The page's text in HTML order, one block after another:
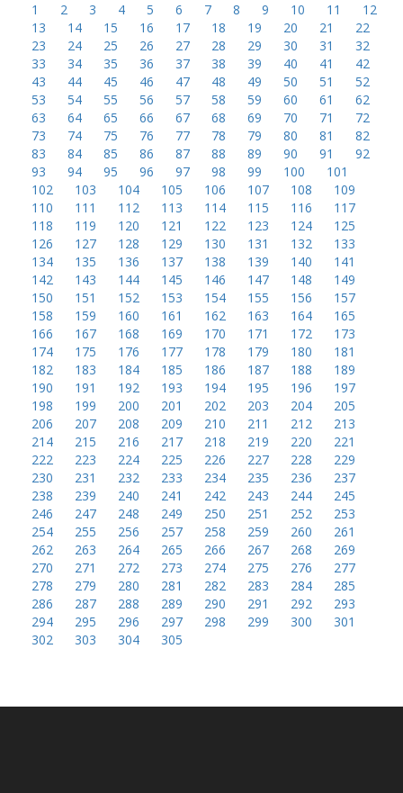
1 2 3 4 5 6 7 8 9 10 11
12
13
14 15 16 17 18 19 20 21
22
23
24 25 26 27 28 29 30 31
32
33
34 35 36 37 38 39 40 41
42
43
44 45 46 47 48 49 50 51
52
53
54 55 56 57 58 59 60 61
62
63
64 65 66 67 68 69 70 71
72
73
74 75 76 77 78 79 80 81
82
83
84 85 86 87 88 89 90 91
92
93
94 95 96 97 98 99 100
101
102
103 104 105 106 107 108
109
110
111 112 113 114 115 116
117
118
119 120 121 122 123 124
125
126
127 128 129 130 131 132
133
134
135 136 137 138 139 140
141
142
143 144 145 146 147 148
149
150
151 152 153 154 155 156
157
158
159 160 161 162 163 164
165
166
167 168 169 170 171 172
173
174
175 176 177 178 179 180
181
182
183 184 185 186 187 188
189
190
191 192 193 194 195 196
197
198
199 200 201 202 203 204
205
206
207 208 209 210 211 212
213
214
215 216 217 218 219 220
221
222
223 224 225 226 227 228
229
230
231 232 233 234 235 236
237
238
239 240 241 242 243 244
245
246
247 248 249 250 251 252
253
254
255 256 257 258 259 260
261
262
263 264 265 266 267 268
269
270
271 272 273 274 275 276
277
278
279 280 281 282 283 284
285
286
287 288 289 290 291 292
293
294
295 296 297 298 299 300
301
302
303 304 305